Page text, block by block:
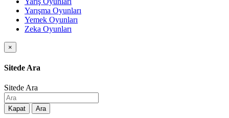
Yarışma Oyunları
Yemek Oyunları
Zeka Oyunları
×
Sitede Ara
Sitede Ara
Kapat Ara